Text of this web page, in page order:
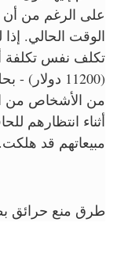
على الرغم من أن
الوقت الحالي.
من الأشخاص من
أثناء انتظارهم
مبيعاتهم قد هلكت.
طرق منع حرائق